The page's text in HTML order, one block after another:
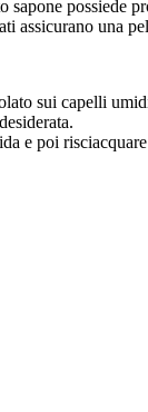
possiede
assicurano una
sui capelli
e poi